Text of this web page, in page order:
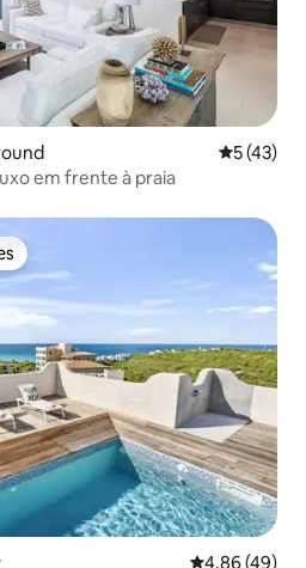
5 de uma
5 (43)
em frente à praia
dos hóspedes
4,86 de uma
4,86 (49)